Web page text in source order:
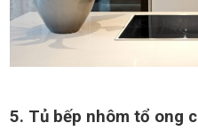
5. Tủ bếp nhôm tổ ong